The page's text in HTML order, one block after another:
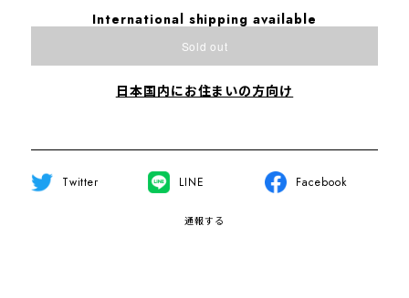
International shipping available
Sold out
日本国内にお住まいの方向け
Twitter LINE Facebook
通報する